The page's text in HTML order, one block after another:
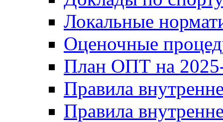
Локальные
Оценочные
План ОПТ на
Правила
Правила